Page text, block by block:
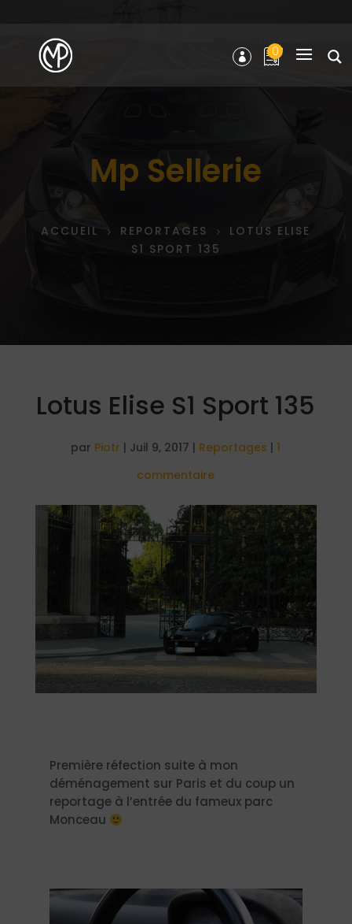
0
Mp Sellerie
ACCUEIL 5 REPORTAGES 5
LOTUS ELISE
S1 SPORT 135
Lotus Elise S1 Sport 135
par Piotr | Juil 9, 2017 | Reportages | 1
commentaire
Première réfection suite à mon
déménagement sur Paris et du coup un
reportage à l’entrée du fameux parc
Monceau